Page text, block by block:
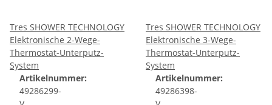
Tres SHOWER TECHNOLOGY
Elektronische 2-Wege-
Thermostat-Unterputz-
System
Artikelnummer:
49286299-
Tres SHOWER TECHNOLOGY
Elektronische 3-Wege-
Thermostat-Unterputz-
System
Artikelnummer:
49286398-